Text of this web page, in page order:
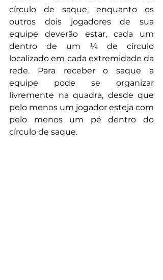
círculo de saque, enquanto os
outros dois jogadores de sua
equipe deverão estar, cada um
dentro de um ¼ de círculo
localizado em cada extremidade da
rede. Para receber o saque a
equipe pode se organizar
livremente na quadra, desde que
pelo menos um jogador esteja com
pelo menos um pé dentro do
círculo de saque.